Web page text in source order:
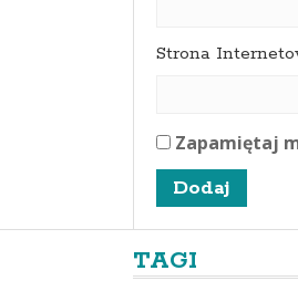
Strona
Zapamiętaj
TAGI